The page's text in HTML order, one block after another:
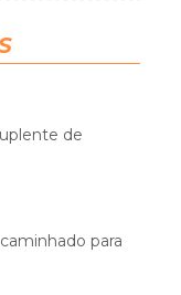
de
para